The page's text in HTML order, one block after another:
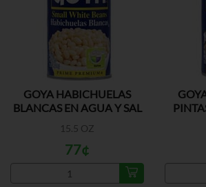
GOYA HABICHUELAS
BLANCAS EN AGUA Y SAL
15.5 OZ
77¢